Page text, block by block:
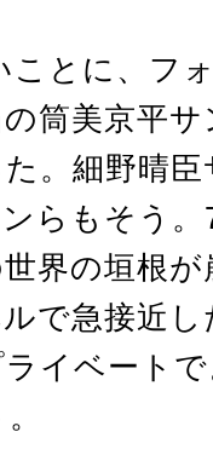
とに、フ
筒美京平
。細野晴
らもそう
界の垣根
で急接近
イベート